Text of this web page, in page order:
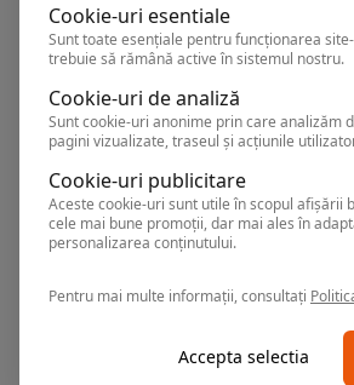
Eforie Nord,Arata pe
Cookie-uri esentiale
Sunt toate esențiale pentru funcționarea
trebuie să rămână active în sistemul nostru.
Cookie-uri de analiză
Sunt cookie-uri anonime prin care analizăm
pagini vizualizate, traseul și acțiunile
Cookie-uri publicitare
Aceste cookie-uri sunt utile în scopul afișării
cele mai bune promoții, dar mai ales în
personalizarea conținutului.
Pentru mai multe informații, consultați
Accepta selectia